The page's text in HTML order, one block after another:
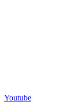
Youtube